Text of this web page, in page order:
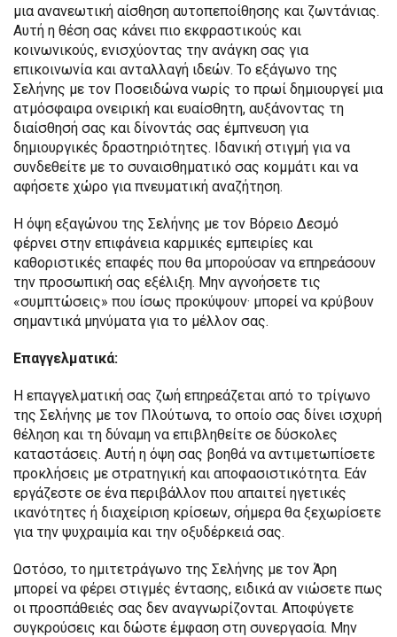
μια ανανεωτική αίσθηση αυτοπεποίθησης και ζωντάνιας.
Αυτή η θέση σας κάνει πιο εκφραστικούς και
κοινωνικούς, ενισχύοντας την ανάγκη σας για
επικοινωνία και ανταλλαγή ιδεών. Το εξάγωνο της
Σελήνης με τον Ποσειδώνα νωρίς το πρωί δημιουργεί μια
ατμόσφαιρα ονειρική και ευαίσθητη, αυξάνοντας τη
διαίσθησή σας και δίνοντάς σας έμπνευση για
δημιουργικές δραστηριότητες. Ιδανική στιγμή για να
συνδεθείτε με το συναισθηματικό σας κομμάτι και να
αφήσετε χώρο για πνευματική αναζήτηση.
Η όψη εξαγώνου της Σελήνης με τον Βόρειο Δεσμό
φέρνει στην επιφάνεια καρμικές εμπειρίες και
καθοριστικές επαφές που θα μπορούσαν να επηρεάσουν
την προσωπική σας εξέλιξη. Μην αγνοήσετε τις
«συμπτώσεις» που ίσως προκύψουν· μπορεί να κρύβουν
σημαντικά μηνύματα για το μέλλον σας.
Επαγγελματικά:
Η επαγγελματική σας ζωή επηρεάζεται από το τρίγωνο
της Σελήνης με τον Πλούτωνα, το οποίο σας δίνει ισχυρή
θέληση και τη δύναμη να επιβληθείτε σε δύσκολες
καταστάσεις. Αυτή η όψη σας βοηθά να αντιμετωπίσετε
προκλήσεις με στρατηγική και αποφασιστικότητα. Εάν
εργάζεστε σε ένα περιβάλλον που απαιτεί ηγετικές
ικανότητες ή διαχείριση κρίσεων, σήμερα θα ξεχωρίσετε
για την ψυχραιμία και την οξυδέρκειά σας.
Ωστόσο, το ημιτετράγωνο της Σελήνης με τον Άρη
μπορεί να φέρει στιγμές έντασης, ειδικά αν νιώσετε πως
οι προσπάθειές σας δεν αναγνωρίζονται. Αποφύγετε
συγκρούσεις και δώστε έμφαση στη συνεργασία. Μην